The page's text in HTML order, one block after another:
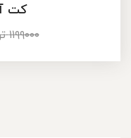
کت
۱۱۹۹۰۰۰